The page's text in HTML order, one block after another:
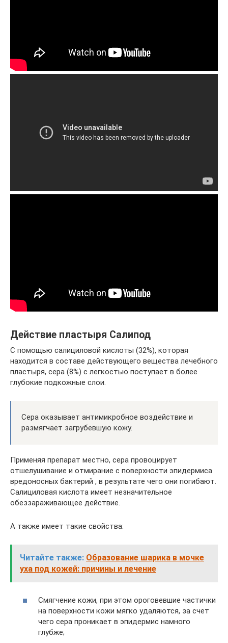
Действие пластыря Салипод
С помощью салициловой кислоты (32%), которая
находится в составе действующего вещества лечебного
пластыря, сера (8%) с легкостью поступает в более
глубокие подкожные слои.
Сера оказывает антимикробное воздействие и
размягчает загрубевшую кожу.
Применяя препарат местно, сера провоцирует
отшелушивание и отмирание с поверхности эпидермиса
вредоносных бактерий , в результате чего они погибают.
Салициловая кислота имеет незначительное
обеззараживающее действие.
А также имеет такие свойства:
Читайте также: Образование шарика в мочке
уха под кожей: причины и лечение
Смягчение кожи, при этом ороговевшие частички
на поверхности кожи мягко удаляются, за счет
чего сера проникает в эпидермис намного
глубже;